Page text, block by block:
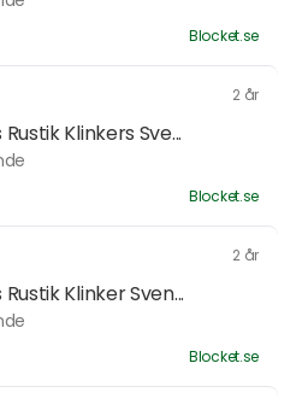
Blocket.se
2 år
Klinkers Sve...
Blocket.se
2 år
Klinker Sven...
Blocket.se